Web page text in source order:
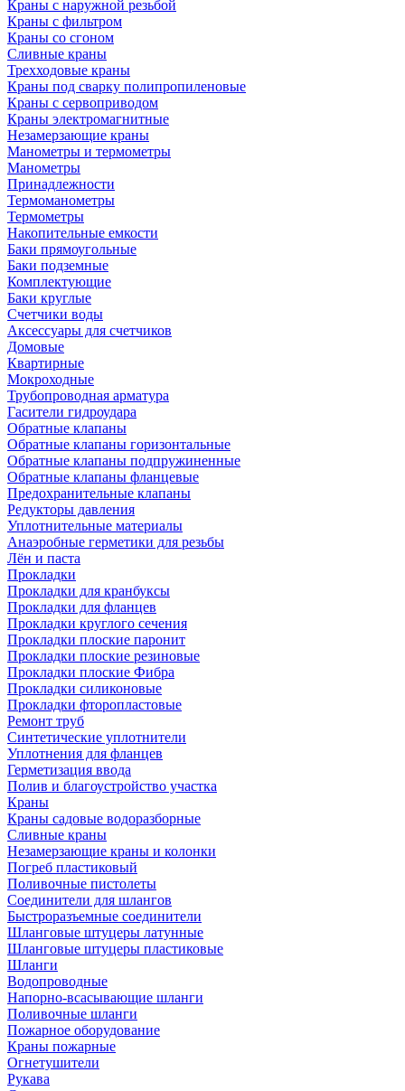
Краны с наружной резьбой
Краны с фильтром
Краны со сгоном
Сливные краны
Трехходовые краны
Краны под сварку полипропиленовые
Краны с сервоприводом
Краны электромагнитные
Незамерзающие краны
Манометры и термометры
Манометры
Принадлежности
Термоманометры
Термометры
Накопительные емкости
Баки прямоугольные
Баки подземные
Комплектующие
Баки круглые
Счетчики воды
Аксессуары для счетчиков
Домовые
Квартирные
Мокроходные
Трубопроводная арматура
Гасители гидроудара
Обратные клапаны
Обратные клапаны горизонтальные
Обратные клапаны подпружиненные
Обратные клапаны фланцевые
Предохранительные клапаны
Редукторы давления
Уплотнительные материалы
Анаэробные герметики для резьбы
Лён и паста
Прокладки
Прокладки для кранбуксы
Прокладки для фланцев
Прокладки круглого сечения
Прокладки плоские паронит
Прокладки плоские резиновые
Прокладки плоские Фибра
Прокладки силиконовые
Прокладки фторопластовые
Ремонт труб
Синтетические уплотнители
Уплотнения для фланцев
Герметизация ввода
Полив и благоустройство участка
Краны
Краны садовые водоразборные
Сливные краны
Незамерзающие краны и колонки
Погреб пластиковый
Поливочные пистолеты
Соединители для шлангов
Быстроразъемные соединители
Шланговые штуцеры латунные
Шланговые штуцеры пластиковые
Шланги
Водопроводные
Напорно-всасывающие шланги
Поливочные шланги
Пожарное оборудование
Краны пожарные
Огнетушители
Рукава